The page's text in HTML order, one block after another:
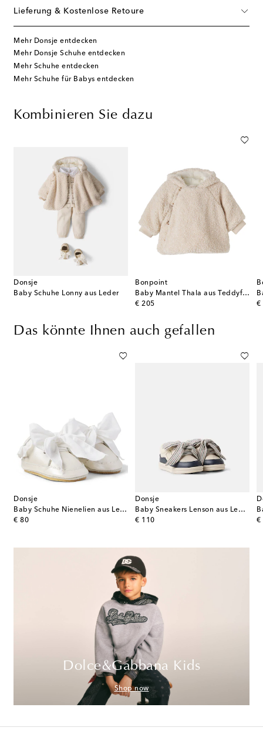
Lieferung & Kostenlose Retoure
Mehr Donsje entdecken
Mehr Donsje Schuhe entdecken
Mehr Schuhe entdecken
Mehr Schuhe für Babys entdecken
Kombinieren Sie dazu
Donsje
Baby Schuhe Lonny aus Leder
Bonpoint
Baby Mantel Thala aus Teddyfleece
€ 205
original price €
Das könnte Ihnen auch gefallen
Donsje
Baby Schuhe Nienelien aus Leder
€ 80
original price
Donsje
Baby Sneakers Lenson aus Leder
€ 110
original price
€
Dolce&Gabbana Kids
Shop now